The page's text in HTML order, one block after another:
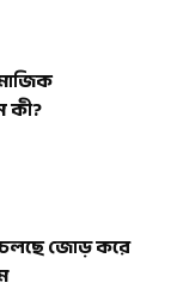
কী?
চলছে জোড় করে